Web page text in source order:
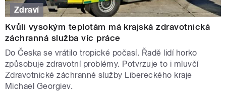
Zdraví
Kvůli vysokým teplotám má krajská zdravotnická
záchranná služba víc práce
Do Česka se vrátilo tropické počasí. Řadě lidí horko
způsobuje zdravotní problémy. Potvrzuje to i mluvčí
Zdravotnické záchranné služby Libereckého kraje
Michael Georgiev.